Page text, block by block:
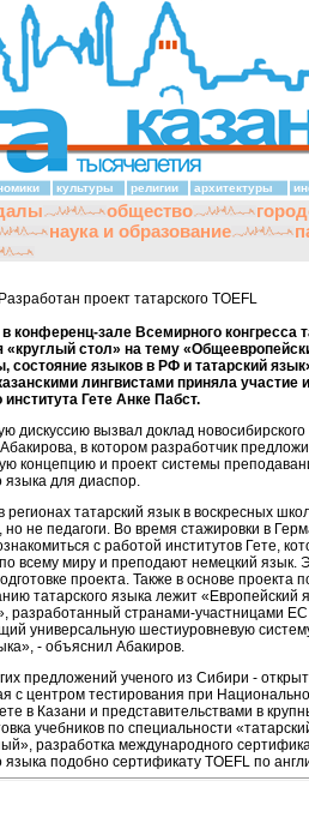
культуры религии архитектуры
общество
наука и образование
проект татарского TOEFL
конференц-зале Всемирного конгресса
«круглый стол» на тему
состояние языков в РФ и татарский
лингвистами приняла участие
института Гете Анке Пабст.
дискуссию вызвал доклад новосибирского
в котором разработчик
концепцию и проект системы
языка для диаспор.
регионах татарский язык в воскресных
но не педагоги. Во время стажировки в
с работой институтов Гете,
всему миру и преподают немецкий язык.
проекта. Также в основе проекта
татарского языка лежит «Европейский
разработанный странами-участницами
универсальную шестиуровневую
- объяснил Абакиров.
предложений ученого из Сибири -
с центром тестирования при
в Казани и представительствами в
учебников по специальности
разработка международного
языка подобно сертификату TOEFL по